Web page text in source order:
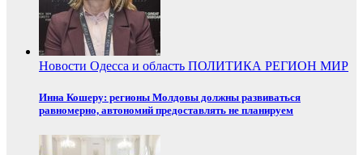
Новости Одесса и область ПОЛИТИКА РЕГИОН МИР
Инна Кошеру: регионы Молдовы должны развиваться
равномерно, автономий предоставлять не планируем